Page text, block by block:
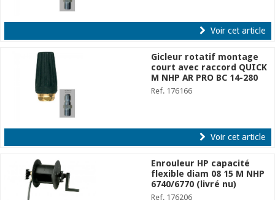
Voir cet article
Gicleur rotatif montage
court avec raccord QUICK
M NHP AR PRO BC 14-280
Ref. 176166
Voir cet article
Enrouleur HP capacité
flexible diam 08 15 M NHP
6740/6770 (livré nu)
Ref. 176206